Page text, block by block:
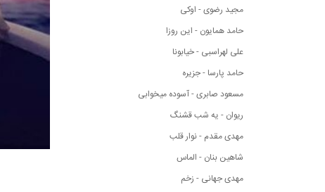
مجید رضوی - اوکی
حامد همایون - این روزا
علی لهراسبی - خیابونا
حامد پارسا - جزیره
مسعود صابری - آسوده میخوابی
ریوان - یه شب قشنگ
مهدی مقدم - نوار قلب
شاهین بنان - الماس
مهدی جهانی - زخم